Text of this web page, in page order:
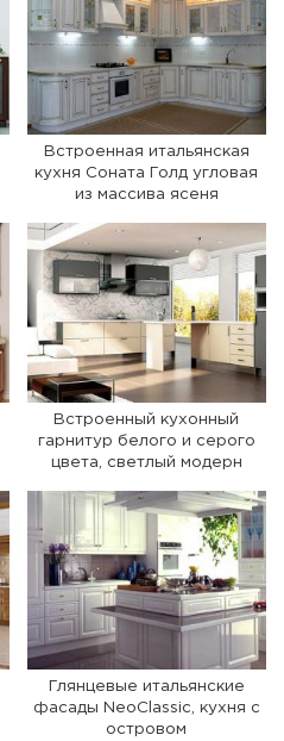
Встроенная итальянская
кухня Соната Голд угловая
из массива ясеня
Встроенный кухонный
гарнитур белого и серого
цвета, светлый модерн
Глянцевые итальянские
фасады NeoClassic, кухня с
островом